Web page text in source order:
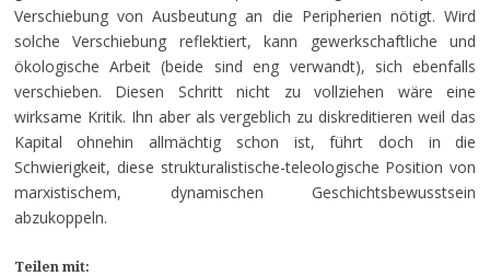
Verschiebung von Ausbeutung an die Peripherien nötigt. Wird
solche Verschiebung reflektiert, kann gewerkschaftliche und
ökologische Arbeit (beide sind eng verwandt), sich ebenfalls
verschieben. Diesen Schritt nicht zu vollziehen wäre eine
wirksame Kritik. Ihn aber als vergeblich zu diskreditieren weil das
Kapital ohnehin allmächtig schon ist, führt doch in die
Schwierigkeit, diese strukturalistische-teleologische Position von
marxistischem, dynamischen Geschichtsbewusstsein
abzukoppeln.
Teilen mit: